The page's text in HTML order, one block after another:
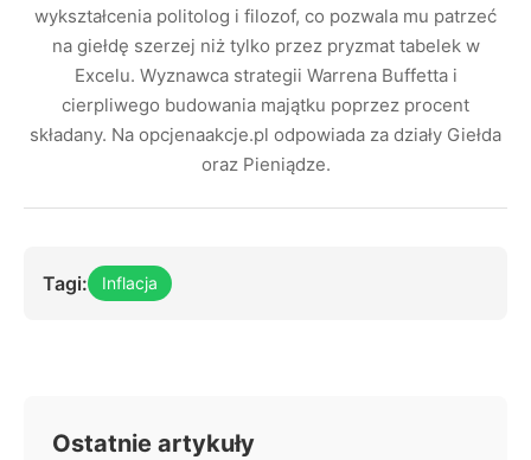
wykształcenia politolog i filozof, co pozwala mu patrzeć
na giełdę szerzej niż tylko przez pryzmat tabelek w
Excelu. Wyznawca strategii Warrena Buffetta i
cierpliwego budowania majątku poprzez procent
składany. Na opcjenaakcje.pl odpowiada za działy Giełda
oraz Pieniądze.
Tagi: Inflacja
Ostatnie artykuły